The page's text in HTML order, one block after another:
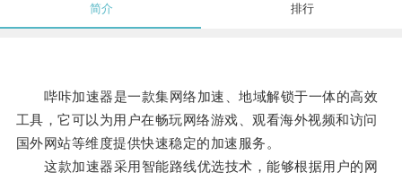
简介 排行
哔咔加速器是一款集网络加速、地域解锁于一体的高效
工具，它可以为用户在畅玩网络游戏、观看海外视频和访问
国外网站等维度提供快速稳定的加速服务。
这款加速器采用智能路线优选技术，能够根据用户的网